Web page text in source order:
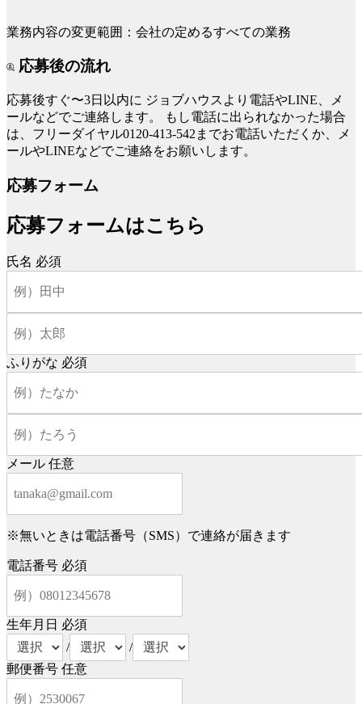
業務内容の変更範囲：会社の定めるすべての業務
応募後の流れ
応募後すぐ〜3日以内に ジョブハウスより電話やLINE、メ
ールなどでご連絡します。
もし電話に出られなかった場合
は、フリーダイヤル0120-413-542までお電話いただくか、メ
ールやLINEなどでご連絡をお願いします。
応募フォーム
応募フォームはこちら
氏名 必須
ふりがな 必須
メール 任意
※無いときは電話番号（SMS）で連絡が届きます
電話番号 必須
生年月日 必須
/
/
郵便番号 任意